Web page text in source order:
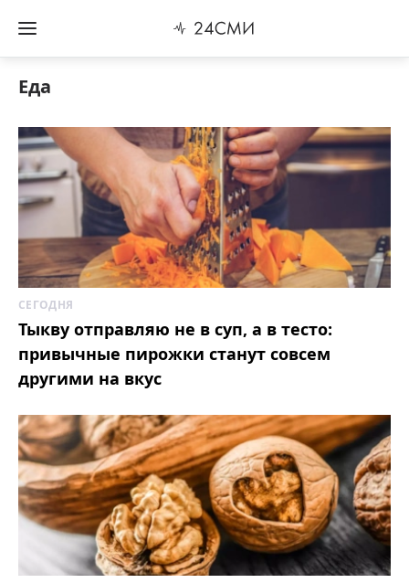
Еда
СЕГОДНЯ
Тыкву отправляю не в суп, а в тесто:
привычные пирожки станут совсем
другими на вкус